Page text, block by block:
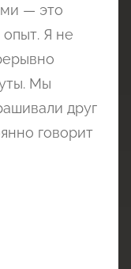
— это
Я не
Мы
друг
говорит